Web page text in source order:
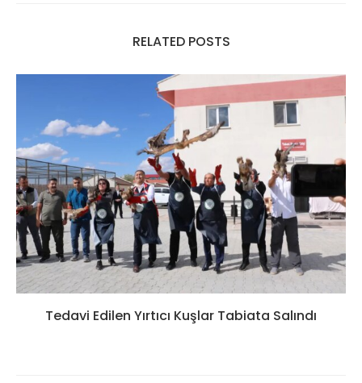
RELATED POSTS
Tedavi Edilen Yırtıcı Kuşlar Tabiata Salındı